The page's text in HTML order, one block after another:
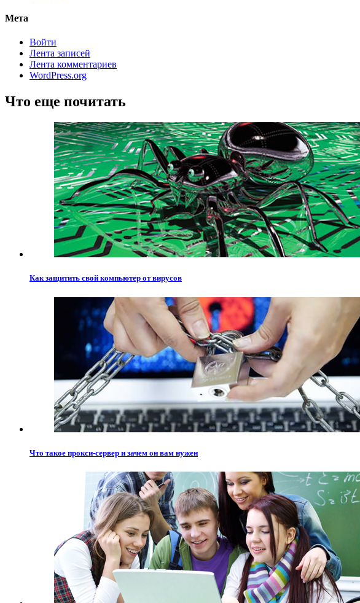
Мета
Войти
Лента записей
Лента комментариев
WordPress.org
Что еще почитать
Как защитить свой компьютер от вирусов
Что такое прокси-сервер и зачем он вам нужен